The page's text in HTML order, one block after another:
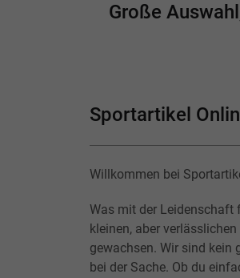
Große
Sportartikel
Willkommen bei
Was mit der Leidenschaft
kleinen, aber
gewachsen. Wir sind kein
bei der Sache. Ob du